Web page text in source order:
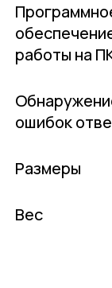
работы на
ошибок
Размеры
Вес